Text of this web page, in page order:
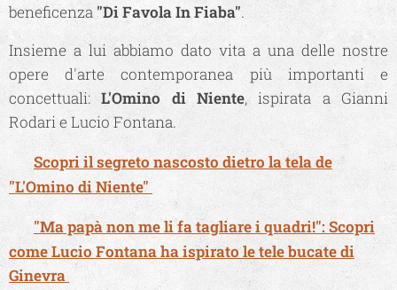
beneficenza "Di Favola In Fiaba".
Insieme a lui abbiamo dato vita a una delle nostre
opere d'arte contemporanea più importanti e
concettuali:L'Omino di Niente, ispirata a Gianni
Rodari e Lucio Fontana.
Scopri il segreto nascosto dietro la tela de
"L'Omino di Niente"
🐾
"Ma papà non me li fa tagliare i quadri!": Scopri
come Lucio Fontana ha ispirato le tele bucate di
Ginevra